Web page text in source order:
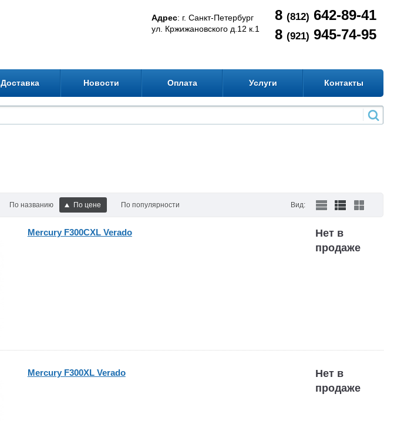
Адрес: г. Санкт-Петербург
ул. Кржижановского д.12 к.1
8 (812) 642-89-41
8 (921) 945-74-95
Доставка Новости Оплата Услуги Контакты
По названию По цене По популярности Вид:
Mercury F300CXL Verado
Нет в
продаже
Mercury F300XL Verado
Нет в
продаже